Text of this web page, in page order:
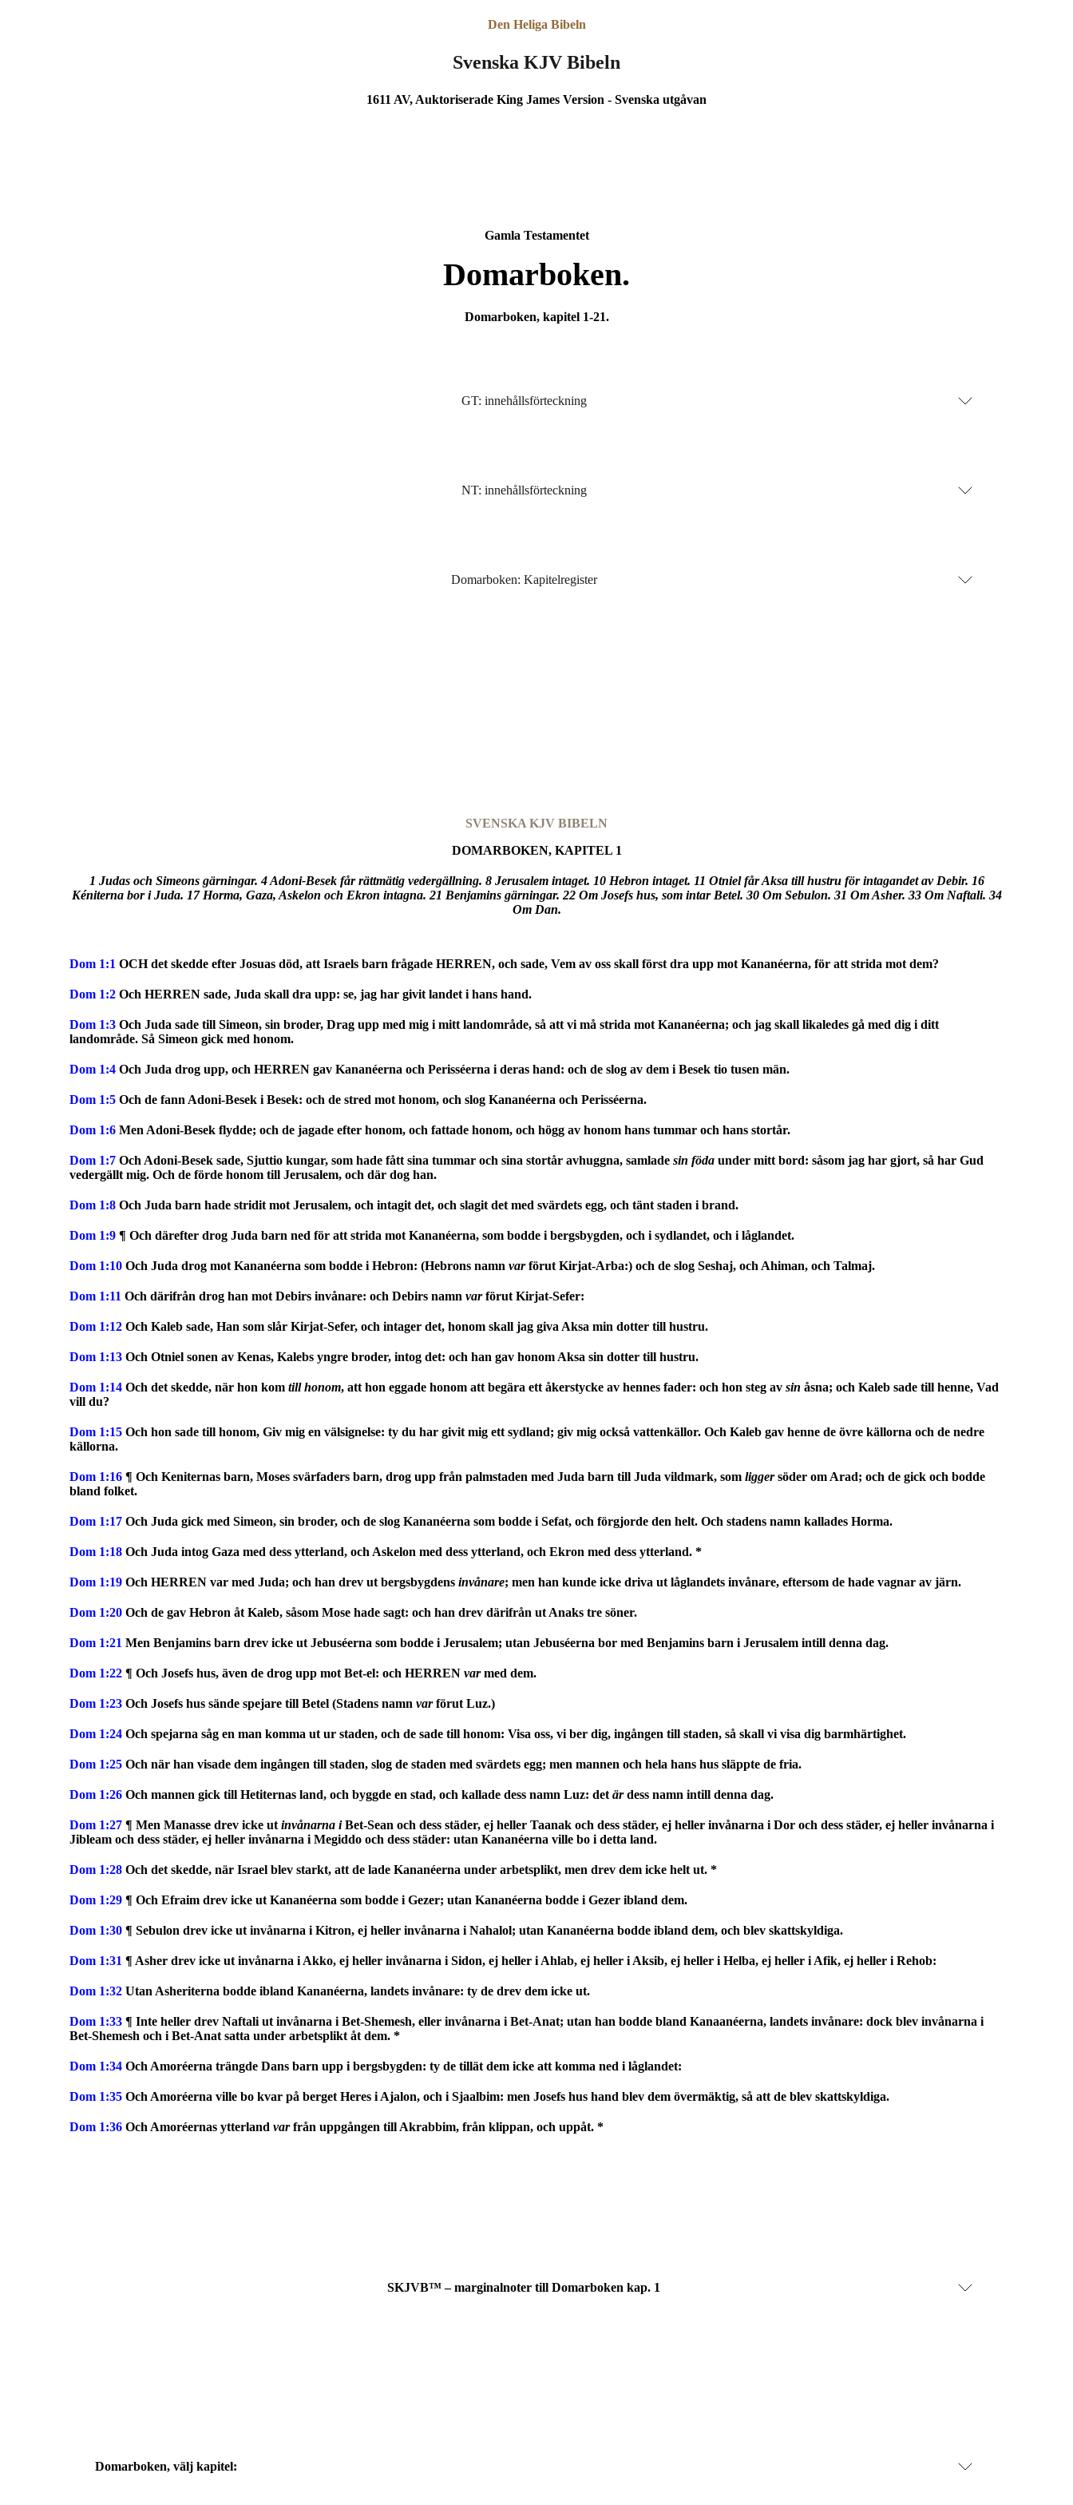
Den Heliga Bibeln
Svenska KJV Bibeln
1611 AV, Auktoriserade King James Version - Svenska utgåvan
Gamla Testamentet
Domarboken.
Domarboken, kapitel 1-21.
GT: innehållsförteckning
NT: innehållsförteckning
Domarboken: Kapitelregister
SVENSKA KJV BIBELN
DOMARBOKEN, KAPITEL 1
1 Judas och Simeons gärningar. 4 Adoni-Besek får rättmätig vedergällning. 8 Jerusalem intaget. 10 Hebron intaget. 11 Otniel får Aksa till hustru för intagandet av Debir. 16
Kéniterna bor i Juda. 17 Horma, Gaza, Askelon och Ekron intagna. 21 Benjamins gärningar. 22 Om Josefs hus, som intar Betel. 30 Om Sebulon. 31 Om Asher. 33 Om Naftali. 34
Om Dan.
Dom 1:1 OCH det skedde efter Josuas död, att Israels barn frågade HERREN, och sade, Vem av oss skall först dra upp mot Kananéerna, för att strida mot dem?
Dom 1:2 Och HERREN sade, Juda skall dra upp: se, jag har givit landet i hans hand.
Dom 1:3 Och Juda sade till Simeon, sin broder, Drag upp med mig i mitt landområde, så att vi må strida mot Kananéerna; och jag skall likaledes gå med dig i ditt
landområde. Så Simeon gick med honom.
Dom 1:4 Och Juda drog upp, och HERREN gav Kananéerna och Perisséerna i deras hand: och de slog av dem i Besek tio tusen män.
Dom 1:5 Och de fann Adoni-Besek i Besek: och de stred mot honom, och slog Kananéerna och Perisséerna.
Dom 1:6 Men Adoni-Besek flydde; och de jagade efter honom, och fattade honom, och högg av honom hans tummar och hans stortår.
Dom 1:7 Och Adoni-Besek sade, Sjuttio kungar, som hade fått sina tummar och sina stortår avhuggna, samlade sin föda under mitt bord: såsom jag har gjort, så har Gud
vedergällt mig. Och de förde honom till Jerusalem, och där dog han.
Dom 1:8 Och Juda barn hade stridit mot Jerusalem, och intagit det, och slagit det med svärdets egg, och tänt staden i brand.
Dom 1:9 ¶ Och därefter drog Juda barn ned för att strida mot Kananéerna, som bodde i bergsbygden, och i sydlandet, och i låglandet.
Dom 1:10 Och Juda drog mot Kananéerna som bodde i Hebron: (Hebrons namn varförut Kirjat-Arba:) och de slog Seshaj, och Ahiman, och Talmaj.
Dom 1:11 Och därifrån drog han mot Debirs invånare: och Debirs namn varförut Kirjat-Sefer:
Dom 1:12 Och Kaleb sade, Han som slår Kirjat-Sefer, och intager det, honom skall jag giva Aksa min dotter till hustru.
Dom 1:13 Och Otniel sonen av Kenas, Kalebs yngre broder, intog det: och han gav honom Aksa sin dotter till hustru.
Dom 1:14 Och det skedde, när hon kom till honom, att hon eggade honom att begära ett åkerstycke av hennes fader: och hon steg av sin åsna; och Kaleb sade till henne, Vad
vill du?
Dom 1:15 Och hon sade till honom, Giv mig en välsignelse: ty du har givit mig ett sydland; giv mig också vattenkällor. Och Kaleb gav henne de övre källorna och de nedre
källorna.
Dom 1:16 ¶ Och Keniternas barn, Moses svärfaders barn, drog upp från palmstaden med Juda barn till Juda vildmark, som liggersöder om Arad; och de gick och bodde
bland folket.
Dom 1:17 Och Juda gick med Simeon, sin broder, och de slog Kananéerna som bodde i Sefat, och förgjorde den helt. Och stadens namn kallades Horma.
Dom 1:18 Och Juda intog Gaza med dess ytterland, och Askelon med dess ytterland, och Ekron med dess ytterland. *
Dom 1:19 Och HERREN var med Juda; och han drev ut bergsbygdens invånare; men han kunde icke driva ut låglandets invånare, eftersom de hade vagnar av järn.
Dom 1:20 Och de gav Hebron åt Kaleb, såsom Mose hade sagt: och han drev därifrån ut Anaks tre söner.
Dom 1:21 Men Benjamins barn drev icke ut Jebuséerna som bodde i Jerusalem; utan Jebuséerna bor med Benjamins barn i Jerusalem intill denna dag.
Dom 1:22 ¶ Och Josefs hus, även de drog upp mot Bet-el: och HERREN varmed dem.
Dom 1:23 Och Josefs hus sände spejare till Betel (Stadens namn varförut Luz.)
Dom 1:24 Och spejarna såg en man komma ut ur staden, och de sade till honom: Visa oss, vi ber dig, ingången till staden, så skall vi visa dig barmhärtighet.
Dom 1:25 Och när han visade dem ingången till staden, slog de staden med svärdets egg; men mannen och hela hans hus släppte de fria.
Dom 1:26 Och mannen gick till Hetiternas land, och byggde en stad, och kallade dess namn Luz: det ärdess namn intill denna dag.
Dom 1:27 ¶ Men Manasse drev icke ut invånarna iBet-Sean och dess städer, ej heller Taanak och dess städer, ej heller invånarna i Dor och dess städer, ej heller invånarna i
Jibleam och dess städer, ej heller invånarna i Megiddo och dess städer: utan Kananéerna ville bo i detta land.
Dom 1:28 Och det skedde, när Israel blev starkt, att de lade Kananéerna under arbetsplikt, men drev dem icke helt ut. *
Dom 1:29 ¶ Och Efraim drev icke ut Kananéerna som bodde i Gezer; utan Kananéerna bodde i Gezer ibland dem.
Dom 1:30 ¶ Sebulon drev icke ut invånarna i Kitron, ej heller invånarna i Nahalol; utan Kananéerna bodde ibland dem, och blev skattskyldiga.
Dom 1:31 ¶ Asher drev icke ut invånarna i Akko, ej heller invånarna i Sidon, ej heller i Ahlab, ej heller i Aksib, ej heller i Helba, ej heller i Afik, ej heller i Rehob:
Dom 1:32 Utan Asheriterna bodde ibland Kananéerna, landets invånare: ty de drev dem icke ut.
Dom 1:33 ¶ Inte heller drev Naftali ut invånarna i Bet-Shemesh, eller invånarna i Bet-Anat; utan han bodde bland Kanaanéerna, landets invånare: dock blev invånarna i
Bet-Shemesh och i Bet-Anat satta under arbetsplikt åt dem. *
Dom 1:34 Och Amoréerna trängde Dans barn upp i bergsbygden: ty de tillät dem icke att komma ned i låglandet:
Dom 1:35 Och Amoréerna ville bo kvar på berget Heres i Ajalon, och i Sjaalbim: men Josefs hus hand blev dem övermäktig, så att de blev skattskyldiga.
Dom 1:36 Och Amoréernas ytterland varfrån uppgången till Akrabbim, från klippan, och uppåt. *
SKJVB™ – marginalnoter till Domarboken kap. 1
Domarboken, välj kapitel: